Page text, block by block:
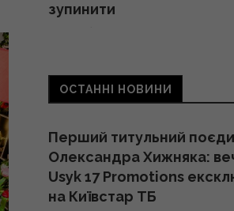
зупинити
Три знаки Зодіаку будуть
головними
11:36 субота, 08 серпня 2026
5 хвилин - і оси більше не
ОСТАННІ НОВИНИ
Перший титульний
Олександра Хижняка:
Usyk 17 Promotions
на Київстар ТБ